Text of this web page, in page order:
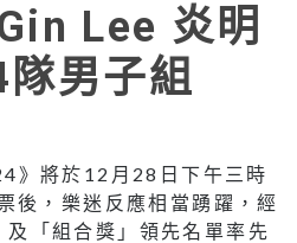
Lee 炎明
男子組
》將於12月28日下午三時
後，樂迷反應相當踴躍，經
「組合獎」領先名單率先